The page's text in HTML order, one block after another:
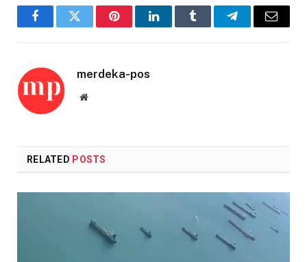
FacebookTwitter PinterestLinkedInTumblr TelegramEmail
merdeka-pos
Website
RELATED POSTS